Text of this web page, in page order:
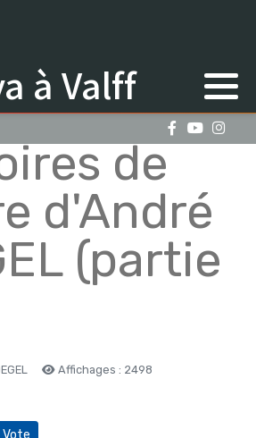
à Valff
de
d'André
(partie
Affichages : 2498